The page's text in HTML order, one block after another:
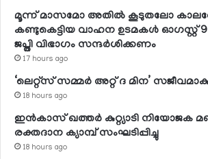
മൂന്ന് മാസമോ അതില്‍ കൂടുതലോ
കണ്ടുകെട്ടിയ വാഹന ഉടമകള്‍ ഓഗസ്റ്റ്
ജപ്തി വിഭാഗം സന്ദര്‍ശിക്കണം
17 hours ago
‘ലെറ്റ്‌സ് സമ്മര്‍ അറ്റ് ദ മിന’
18 hours ago
ഇന്‍കാസ് ഖത്തര്‍ കുറ്റ്യാടി നിയോജക
രക്തദാന ക്യാമ്പ് സംഘടിപ്പിച്ചു
18 hours ago